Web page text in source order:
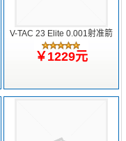
V-TAC 23 Elite 0.001射准箭
￥1229元